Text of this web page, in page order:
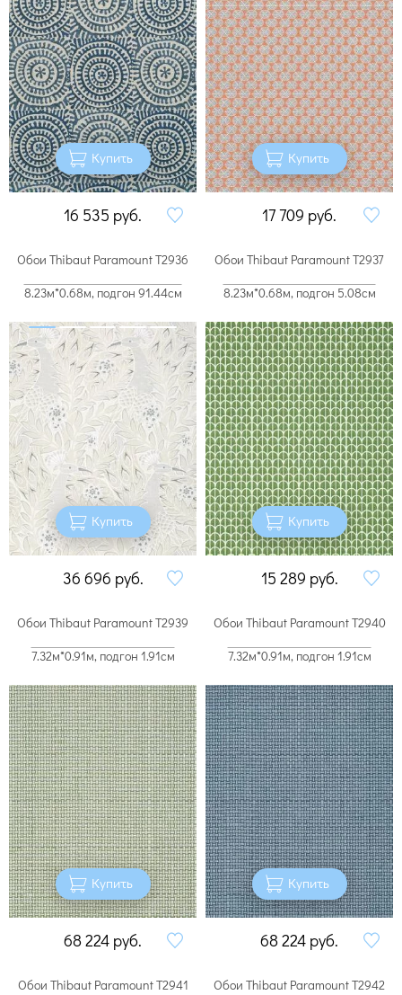
Купить
16 535 руб.
Купить
17 709 руб.
Обои Thibaut Paramount T2936
8.23м*0.68м, подгон 91.44см
Купить
36 696 руб.
Обои Thibaut Paramount T2937
8.23м*0.68м, подгон 5.08см
Купить
15 289 руб.
Обои Thibaut Paramount T2939
7.32м*0.91м, подгон 1.91см
Купить
68 224 руб.
Обои Thibaut Paramount T2940
7.32м*0.91м, подгон 1.91см
Купить
68 224 руб.
Обои Thibaut Paramount T2941
Обои Thibaut Paramount T2942